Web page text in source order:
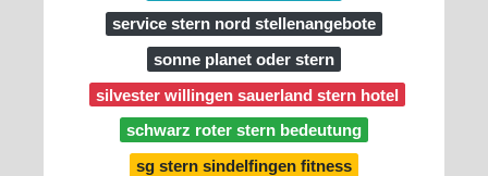
service stern nord stellenangebote
sonne planet oder stern
silvester willingen sauerland stern hotel
schwarz roter stern bedeutung
sg stern sindelfingen fitness